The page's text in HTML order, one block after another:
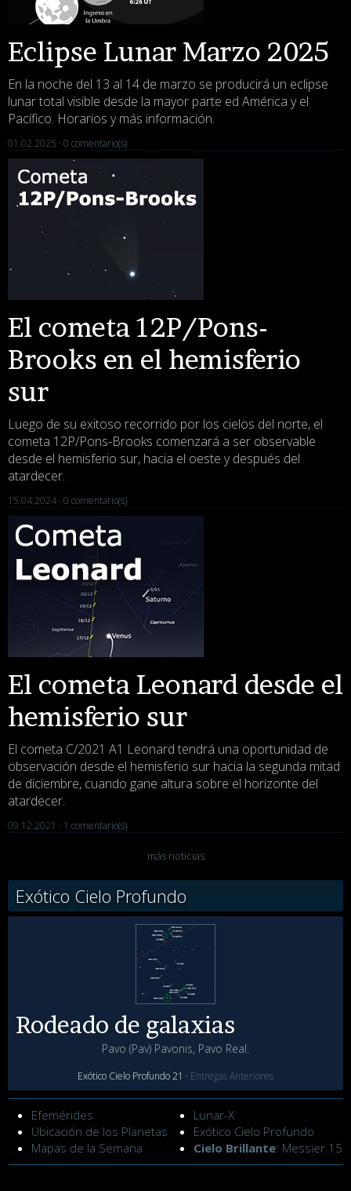
Eclipse Lunar Marzo 2025
En la noche del 13 al 14 de marzo se producirá un eclipse
lunar total visible desde la mayor parte ed América y el
Pacífico. Horarios y más información.
01.02.2025 · 0 comentario(s)
El cometa 12P/Pons-
Brooks en el hemisferio
sur
Luego de su exitoso recorrido por los cielos del norte, el
cometa 12P/Pons-Brooks comenzará a ser observable
desde el hemisferio sur, hacia el oeste y después del
atardecer.
15.04.2024 · 0 comentario(s)
El cometa Leonard desde el
hemisferio sur
El cometa C/2021 A1 Leonard tendrá una oportunidad de
observación desde el hemisferio sur hacia la segunda mitad
de diciembre, cuando gane altura sobre el horizonte del
atardecer.
09.12.2021 · 1 comentario(s)
más noticias
Exótico Cielo Profundo
Rodeado de galaxias
Pavo (Pav) Pavonis, Pavo Real.
Exótico Cielo Profundo 21 · Entregas Anteriores
Efemérides
Ubicación de los Planetas
Mapas de la Semana
Lunar-X
Exótico Cielo Profundo
Cielo Brillante: Messier 15